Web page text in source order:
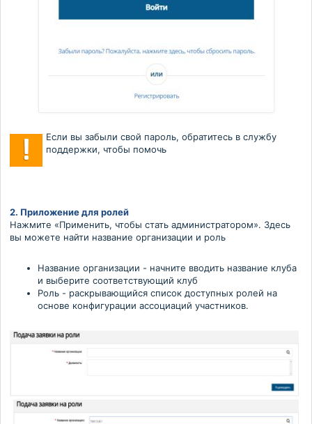
Если вы забыли свой пароль, обратитесь в службу
поддержки, чтобы помочь
2. Приложение для ролей
Нажмите «Применить, чтобы стать администратором». Здесь
вы можете найти название организации и роль
Название организации - начните вводить название клуба
и выберите соответствующий клуб
Роль - раскрывающийся список доступных ролей на
основе конфигурации ассоциаций участников.